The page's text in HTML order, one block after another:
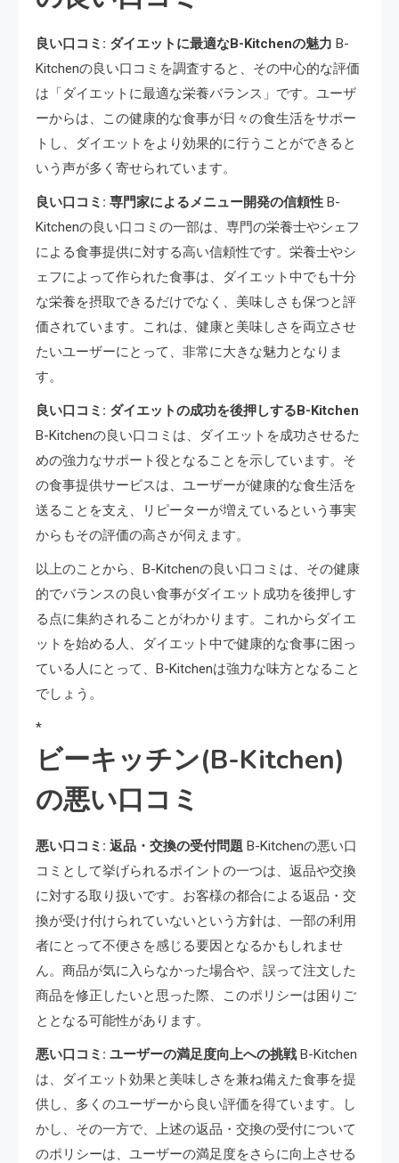
良い口コミ: ダイエットに最適なB-Kitchenの魅力 B-
Kitchenの良い口コミを調査すると、その中心的な評価
は「ダイエットに最適な栄養バランス」です。ユーザ
ーからは、この健康的な食事が日々の食生活をサポー
トし、ダイエットをより効果的に行うことができると
いう声が多く寄せられています。
良い口コミ: 専門家によるメニュー開発の信頼性 B-
Kitchenの良い口コミの一部は、専門の栄養士やシェフ
による食事提供に対する高い信頼性です。栄養士やシ
ェフによって作られた食事は、ダイエット中でも十分
な栄養を摂取できるだけでなく、美味しさも保つと評
価されています。これは、健康と美味しさを両立させ
たいユーザーにとって、非常に大きな魅力となりま
す。
良い口コミ: ダイエットの成功を後押しするB-Kitchen
B-Kitchenの良い口コミは、ダイエットを成功させるた
めの強力なサポート役となることを示しています。そ
の食事提供サービスは、ユーザーが健康的な食生活を
送ることを支え、リピーターが増えているという事実
からもその評価の高さが伺えます。
以上のことから、B-Kitchenの良い口コミは、その健康
的でバランスの良い食事がダイエット成功を後押しす
る点に集約されることがわかります。これからダイエ
ットを始める人、ダイエット中で健康的な食事に困っ
ている人にとって、B-Kitchenは強力な味方となること
でしょう。
*
ビーキッチン(B-Kitchen)
の悪い口コミ
悪い口コミ: 返品・交換の受付問題 B-Kitchenの悪い口
コミとして挙げられるポイントの一つは、返品や交換
に対する取り扱いです。お客様の都合による返品・交
換が受け付けられていないという方針は、一部の利用
者にとって不便さを感じる要因となるかもしれませ
ん。商品が気に入らなかった場合や、誤って注文した
商品を修正したいと思った際、このポリシーは困りご
ととなる可能性があります。
悪い口コミ: ユーザーの満足度向上への挑戦B-Kitchen
は、ダイエット効果と美味しさを兼ね備えた食事を提
供し、多くのユーザーから良い評価を得ています。し
かし、その一方で、上述の返品・交換の受付について
のポリシーは、ユーザーの満足度をさらに向上させる